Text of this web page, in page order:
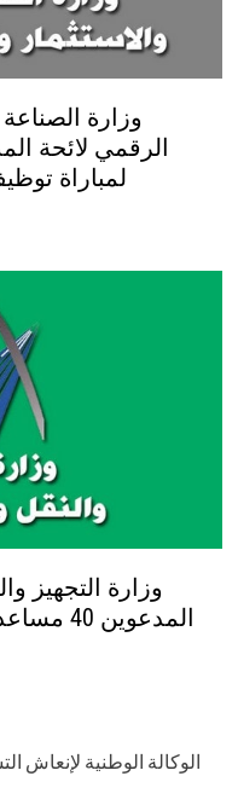
وزارة الصناعة
الرقمي لائحة
لمباراة توظيف 06 تقنيين من الدرجة
وزارة التجهيز